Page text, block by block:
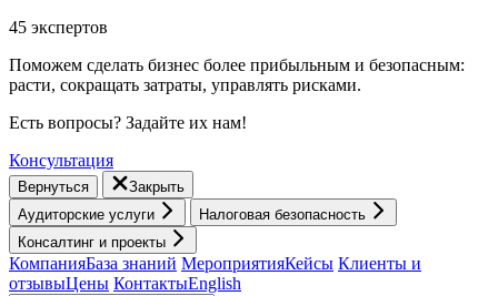
45 экспертов
Поможем сделать бизнес более прибыльным и безопасным:
расти, cокращать затраты, управлять рисками.
Есть вопросы? Задайте их нам!
Консультация
Вернуться
Закрыть
Аудиторские услуги
Налоговая безопасность
Консалтинг и проекты
КомпанияБаза знаний МероприятияКейсы Клиенты и
отзывыЦены КонтактыEnglish